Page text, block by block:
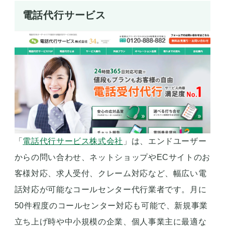
電話代行サービス
「 電話代行サービス株式会社 」は、エンドユーザー
からの問い合わせ、ネットショップやECサイトのお
客様対応、求人受付、クレーム対応など、幅広い電
話対応が可能なコールセンター代行業者です。月に
50件程度のコールセンター対応も可能で、新規事業
立ち上げ時や中小規模の企業、個人事業主に最適な